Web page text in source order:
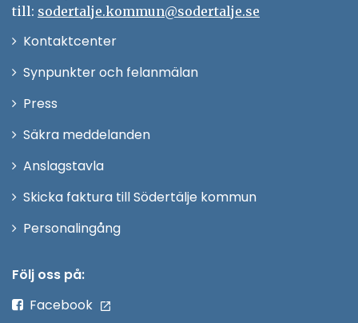
till: sodertalje.kommun@sodertalje.se
KontaktcenterÖppna
Synpunkter och felanmälan
Press
fönster
Säkra meddelanden
Anslagstavla
Skicka faktura till Södertälje kommun
PersonalingångÖppna
Följ oss på:
Facebook